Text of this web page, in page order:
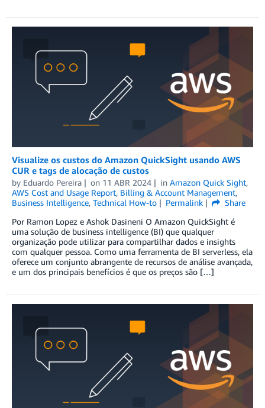
Visualize os custos do Amazon QuickSight usando AWS
CUR e tags de alocação de custos
by Eduardo Pereira on 11 ABR 2024 in Amazon Quick Sight,
AWS Cost and Usage Report, Billing & Account Management,
Business Intelligence, Technical How-to Permalink
Share
Por Ramon Lopez e Ashok Dasineni O Amazon QuickSight é
uma solução de business intelligence (BI) que qualquer
organização pode utilizar para compartilhar dados e insights
com qualquer pessoa. Como uma ferramenta de BI serverless, ela
oferece um conjunto abrangente de recursos de análise avançada,
e um dos principais benefícios é que os preços são […]